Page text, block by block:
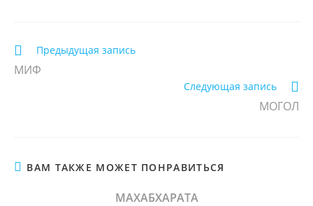
Еще
статьи
Предыдущая запись
МИФ
Следующая запись
МОГОЛ
ВАМ ТАКЖЕ МОЖЕТ ПОНРАВИТЬСЯ
МАХАБХАРАТА